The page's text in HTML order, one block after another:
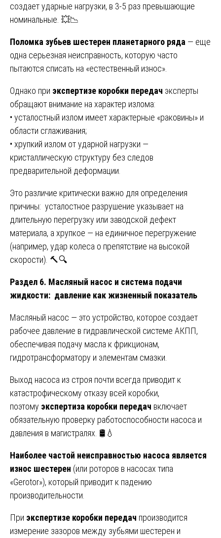
создает ударные нагрузки, в 3-5 раз превышающие
номинальные. 💥📉
Поломка зубьев шестерен планетарного ряда — еще
одна серьезная неисправность, которую часто
пытаются списать на «естественный износ».
Однако при экспертизе коробки передач эксперты
обращают внимание на характер излома:
• усталостный излом имеет характерные «раковины» и
области сглаживания;
• хрупкий излом от ударной нагрузки —
кристаллическую структуру без следов
предварительной деформации.
Это различие критически важно для определения
причины: усталостное разрушение указывает на
длительную перегрузку или заводской дефект
материала, а хрупкое — на единичное перегружение
(например, удар колеса о препятствие на высокой
скорости). 🔨🔍
Раздел 6. Масляный насос и система подачи
жидкости: давление как жизненный показатель
Масляный насос — это устройство, которое создает
рабочее давление в гидравлической системе АКПП,
обеспечивая подачу масла к фрикционам,
гидротрансформатору и элементам смазки.
Выход насоса из строя почти всегда приводит к
катастрофическому отказу всей коробки,
поэтому экспертиза коробки передач включает
обязательную проверку работоспособности насоса и
давления в магистралях. 🛢️💧
Наиболее частой неисправностью насоса является
износ шестерен (или роторов в насосах типа
«Gerotor»), который приводит к падению
производительности.
При экспертизе коробки передач производится
измерение зазоров между зубьями шестерен и